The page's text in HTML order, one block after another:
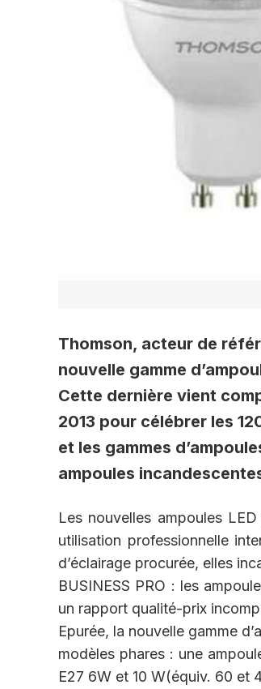
Thomson, acteur de
nouvelle gamme
Cette dernière vient
2013 pour célébrer les
et les gammes
ampoules
Les nouvelles ampoules
utilisation professionnelle
d’éclairage procurée, elles
BUSINESS PRO : les
un rapport qualité-prix
Epurée, la nouvelle gamme
modèles phares : une
E27 6W et 10 W(équiv. 60 et